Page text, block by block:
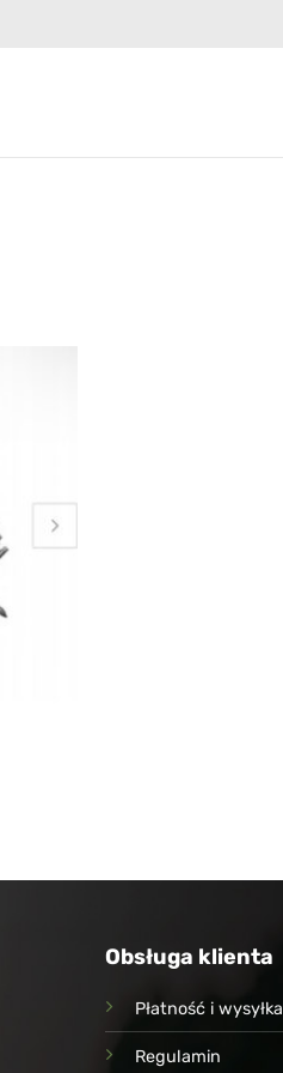
Obsługa klienta
Płatność i wysyłka
Regulamin